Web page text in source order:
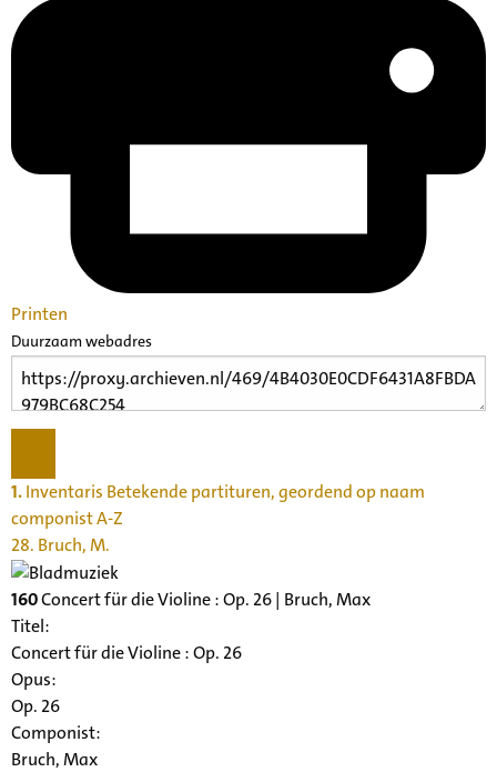
Printen
Duurzaam webadres
1.Inventaris Betekende partituren, geordend op naam
componist A-Z
28. Bruch, M.
160Concert für die Violine : Op. 26 | Bruch, Max
Titel:
Concert für die Violine : Op. 26
Opus:
Op. 26
Componist:
Bruch, Max